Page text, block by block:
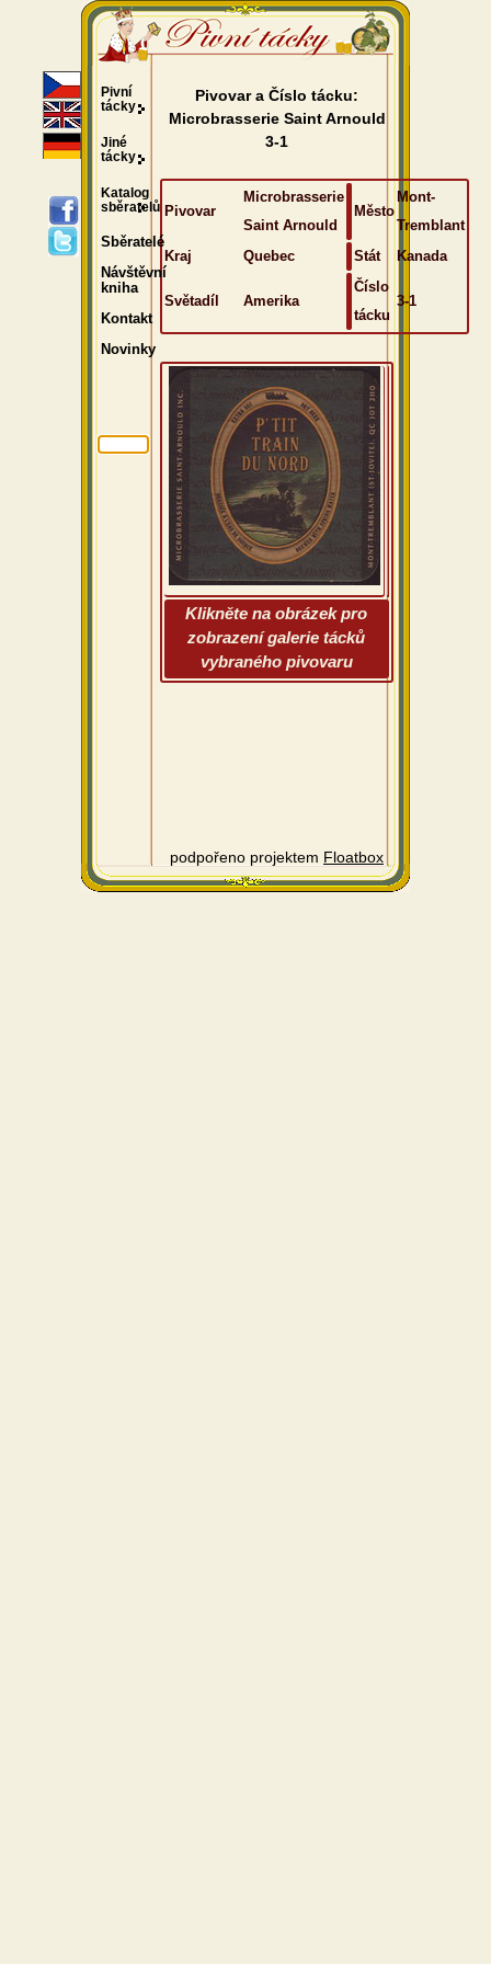
Pivovar a Číslo tácku:
Microbrasserie Saint Arnould
3-1
Pivovar
Microbrasserie
Saint Arnould
Město
Mont-
Tremblant
Kraj
Quebec Stát Kanada
Světadíl Amerika
Číslo
tácku
3-1
Klikněte na obrázek pro
zobrazení galerie tácků
vybraného pivovaru
podpořeno projektem Floatbox
Pivní
tácky
Jiné
tácky
Katalog
sběratelů
Sběratelé
Návštěvní
kniha
Kontakt
Novinky